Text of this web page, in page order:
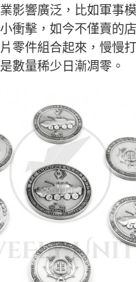
影響廣泛，比如軍事
衝擊，如今不僅賣的
零件組合起來，慢慢
數量稀少日漸凋零。